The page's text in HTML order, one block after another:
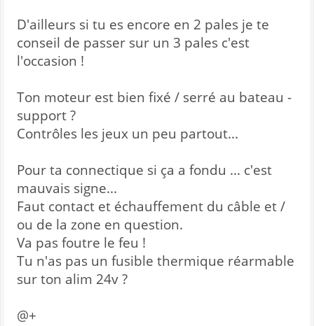
D'ailleurs si tu es encore en 2 pales je te
conseil de passer sur un 3 pales c'est
l'occasion !
Ton moteur est bien fixé / serré au bateau -
support ?
Contrôles les jeux un peu partout...
Pour ta connectique si ça a fondu ... c'est
mauvais signe...
Faut contact et échauffement du câble et /
ou de la zone en question.
Va pas foutre le feu !
Tu n'as pas un fusible thermique réarmable
sur ton alim 24v ?
@+